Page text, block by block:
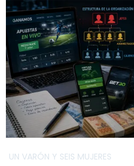
UN VARÓN Y SEIS MUJERES